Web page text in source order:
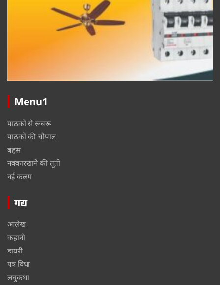
Menu1
पाठकों से रूबरू
पाठकों की चौपाल
बहस
नक्कारखाने की तूती
नई कलम
गद्य
आलेख
कहानी
डायरी
पत्र विधा
लघुकथा